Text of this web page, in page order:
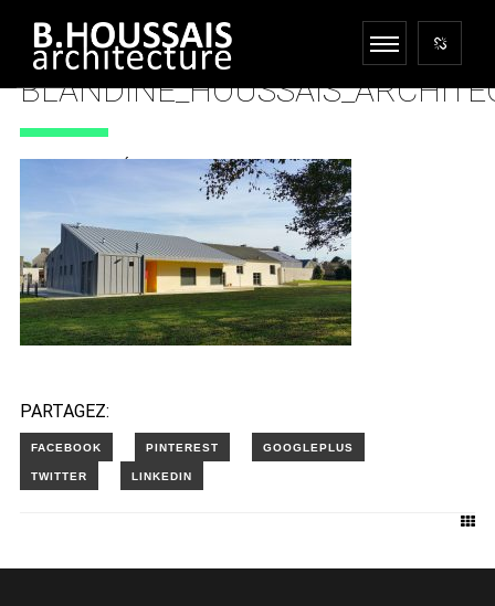
28 DÉCEMBRE 2017
PARTAGEZ: